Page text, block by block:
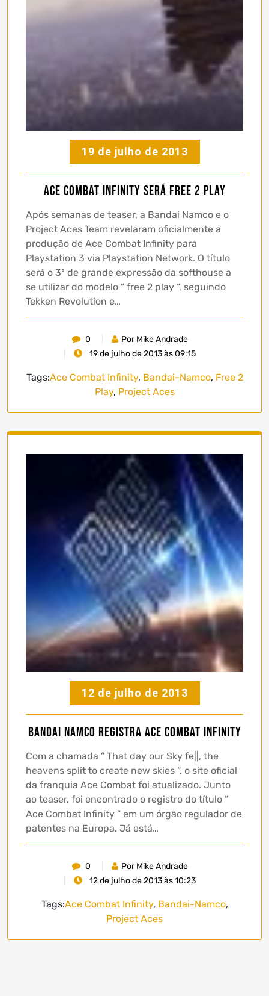
19 de julho de 2013
Ace Combat Infinity será Free 2 Play
Após semanas de teaser, a Bandai Namco e o
Project Aces Team revelaram oficialmente a
produção de Ace Combat Infinity para
Playstation 3 via Playstation Network. O título
será o 3º de grande expressão da softhouse a
se utilizar do modelo ” free 2 play “, seguindo
Tekken Revolution e…
0
Por Mike Andrade
19 de julho de 2013 às 09:15
Tags:Ace Combat Infinity, Bandai-Namco, Free 2
Play, Project Aces
12 de julho de 2013
Bandai Namco registra Ace Combat Infinity
Com a chamada ” That day our Sky fe||, the
heavens split to create new skies “, o site oficial
da franquia Ace Combat foi atualizado. Junto
ao teaser, foi encontrado o registro do título ”
Ace Combat Infinity ” em um órgão regulador de
patentes na Europa. Já está…
0
Por Mike Andrade
12 de julho de 2013 às 10:23
Tags:Ace Combat Infinity, Bandai-Namco,
Project Aces